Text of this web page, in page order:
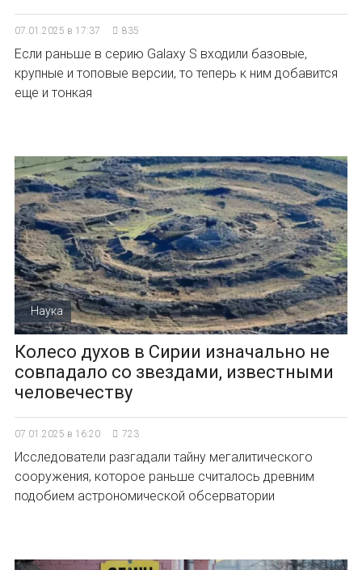
07.01.2025 в 17:37 835
Если раньше в серию Galaxy S входили базовые,
крупные и топовые версии, то теперь к ним добавится
еще и тонкая
Наука
Колесо духов в Сирии изначально не
совпадало со звездами, известными
человечеству
07.01.2025 в 16:20 723
Исследователи разгадали тайну мегалитического
сооружения, которое раньше считалось древним
подобием астрономической обсерватории